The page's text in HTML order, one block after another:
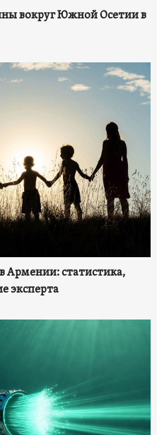
вокруг Южной Осетии в
Армении: статистика,
эксперта